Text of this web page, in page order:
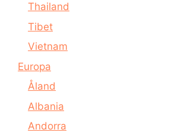
Thailand
Tibet
Vietnam
Europa
Åland
Albania
Andorra